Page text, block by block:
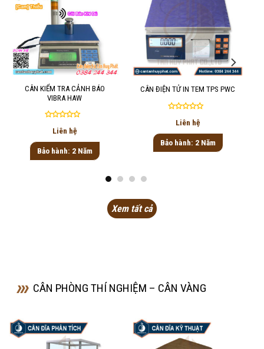
CÂN KIỂM TRA CẢNH BÁO
VIBRA HAW
Được
hạng
0
Liên hệ
Bảo hành: 2 Năm
CÂN ĐIỆN TỬ IN TEM TPS PWC
Được
hạng
0
Liên hệ
Bảo hành: 2 Năm
Xem tất cả
CÂN PHÒNG THÍ NGHIỆM – CÂN VÀNG